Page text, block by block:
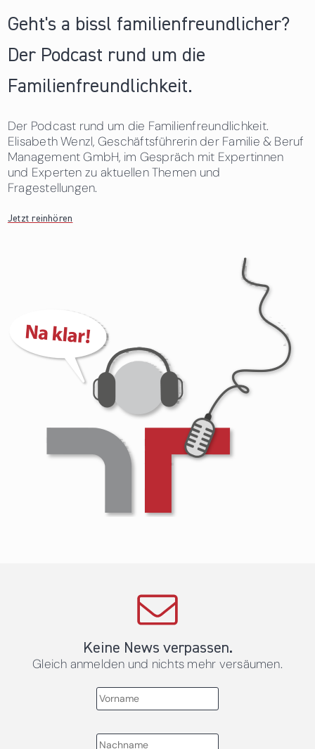
Geht's a bissl familienfreundlicher?
Der Podcast rund um die
Familienfreundlichkeit.
Der Podcast rund um die Familienfreundlichkeit.
Elisabeth Wenzl, Geschäftsführerin der Familie & Beruf
Management GmbH, im Gespräch mit Expertinnen
und Experten zu aktuellen Themen und
Fragestellungen.
Jetzt reinhören
Keine News verpassen.
Gleich anmelden und nichts mehr versäumen.